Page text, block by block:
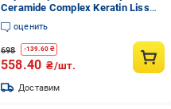
Ceramide Complex Keratin Liss
Ant-Frizz & Anti-Humidity 200 мл
оценить
698 -139.60₴
558.40 ₴/шт.
Доставим